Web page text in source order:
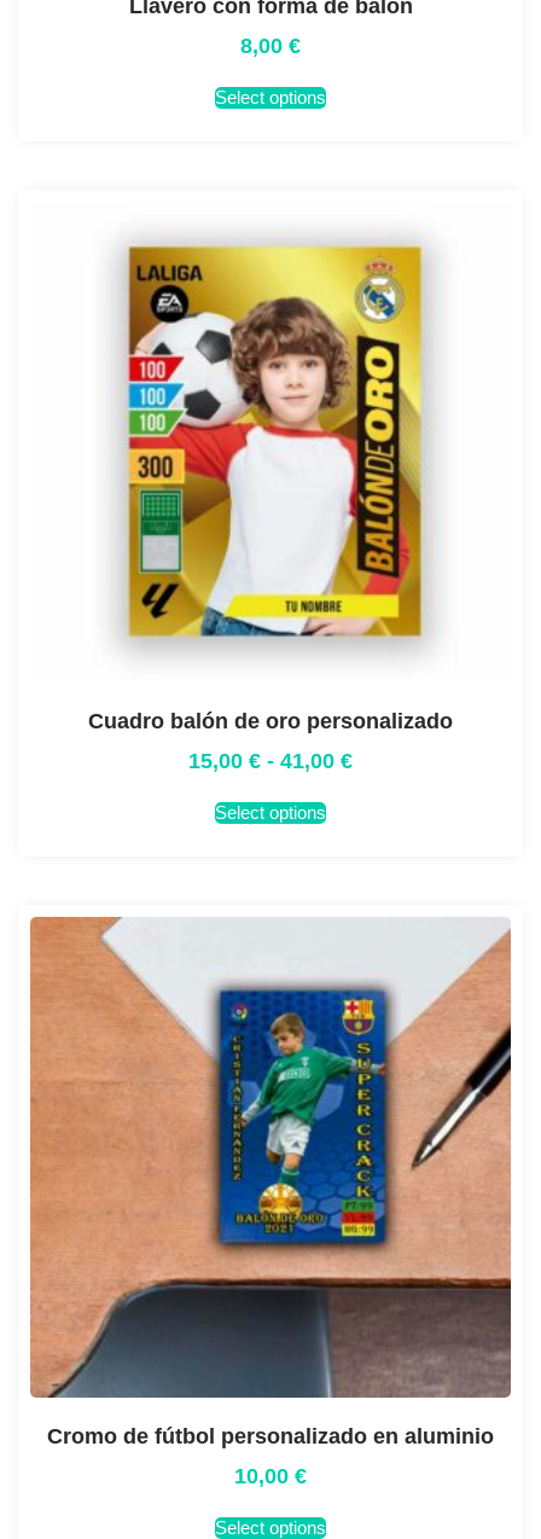
Llavero con forma de balon
8,00 €
Select options
Cuadro balón de oro personalizado
15,00 € - 41,00 €
Select options
Cromo de fútbol personalizado en aluminio
10,00 €
Select options